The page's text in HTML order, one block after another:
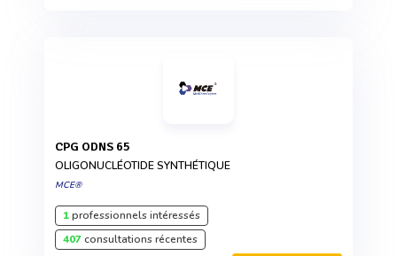
CPG ODNS 65
OLIGONUCLÉOTIDE SYNTHÉTIQUE
MCE®
1professionnels intéressés
407consultations récentes